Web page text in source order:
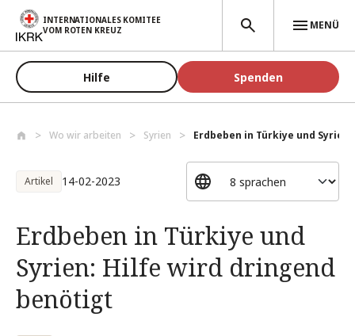
Direkt zum Inhalt
INTERNATIONALES KOMITEE
VOM ROTEN KREUZ
MENÜ
Hilfe Spenden
Wo wir arbeiten Syrien Erdbeben in Türkiye und
Artikel 14-02-2023
Erdbeben in Türkiye und
Syrien: Hilfe wird dringend
benötigt